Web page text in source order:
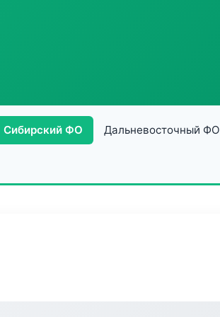
Сибирский ФО Дальневосточный ФО